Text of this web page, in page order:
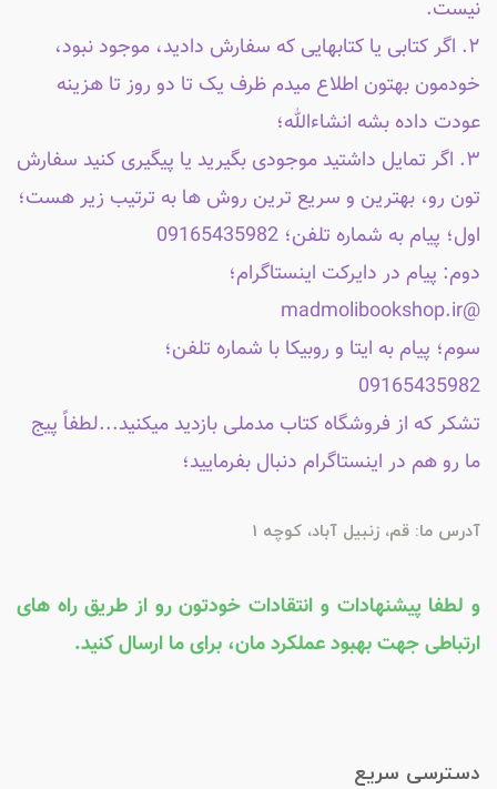
نیست.
۲. اگر کتابی یا کتابهایی که سفارش دادید، موجود نبود،
خودمون بهتون اطلاع میدم ظرف یک تا دو روز تا هزینه
عودت داده بشه انشاءالله؛
۳. اگر تمایل داشتید موجودی بگیرید یا پیگیری کنید سفارش
تون رو، بهترین و سریع ترین روش ها به ترتیب زیر هست؛
اول؛ پیام به شماره تلفن؛ 09165435982
دوم: پیام در دایرکت اینستاگرام؛
@madmolibookshop.ir
سوم؛ پیام به ایتا و روبیکا با شماره تلفن؛
09165435982
تشکر که از فروشگاه کتاب مدملی بازدید میکنید...لطفاً پیج
ما رو هم در اینستاگرام دنبال بفرمایید؛
آدرس ما: قم، زنبیل آباد، کوچه 1
و لطفا پیشنهادات و انتقادات خودتون رو از طریق راه های
ارتباطی جهت بهبود عملکرد مان، برای ما ارسال کنید.
دسترسی سریع